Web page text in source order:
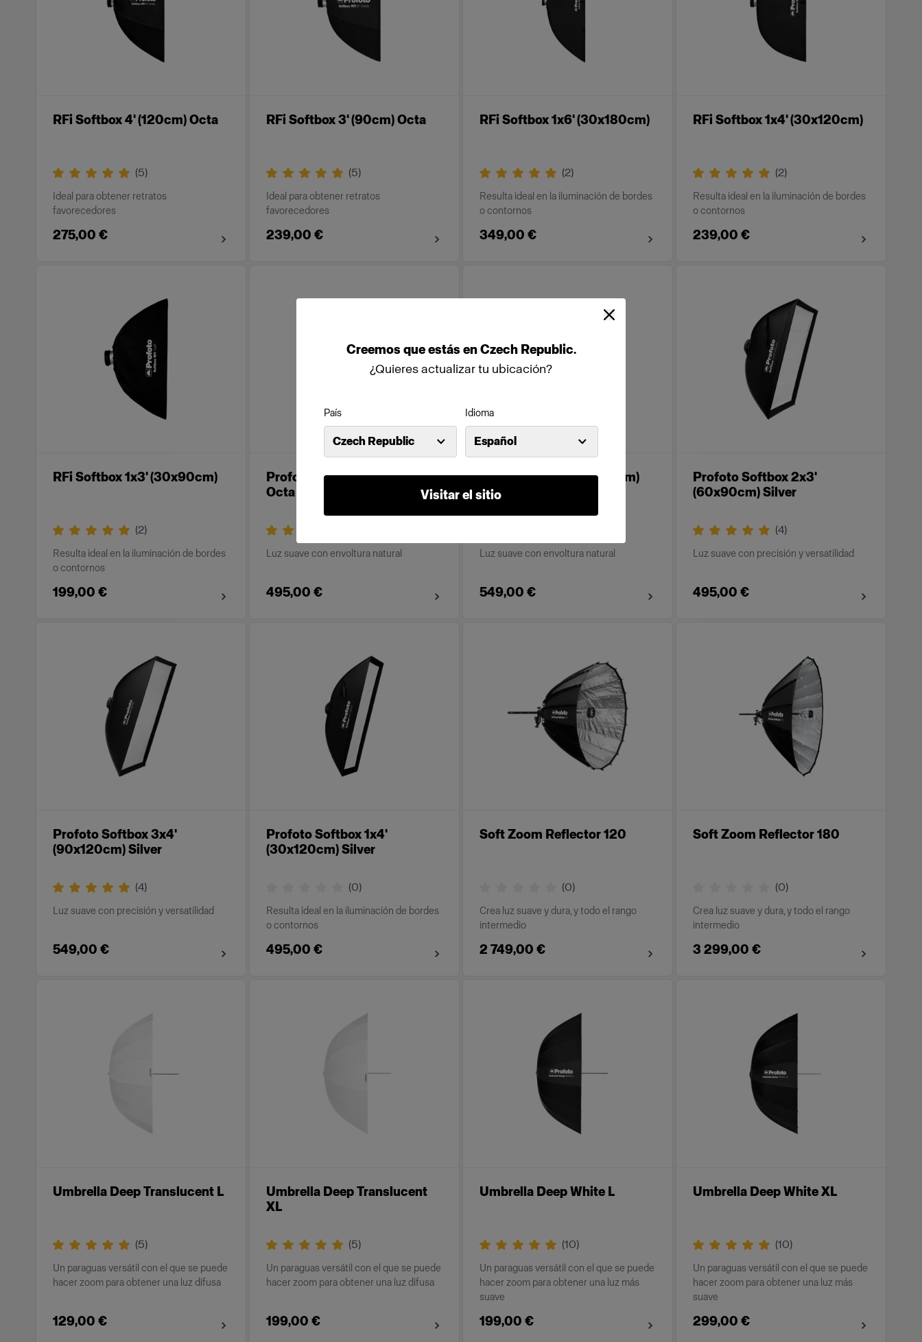
Creemos queestás enCzech Republic.
¿Quieres actualizar tu ubicación?
País
Czech Republic
Idioma
Español
Visitar el sitio
RFi Softbox 4' (120cm) Octa
(5)
Ideal para obtener retratos
favorecedores
275,00 €
RFi Softbox 3' (90cm) Octa
(5)
Ideal para obtener retratos
favorecedores
239,00 €
RFi Softbox 1x6' (30x180cm)
(2)
Resulta ideal en la iluminación de bordes
o contornos
349,00 €
RFi Softbox 1x4' (30x120cm)
(2)
Resulta ideal en la iluminación de bordes
o contornos
239,00 €
RFi Softbox 1x3' (30x90cm)
(2)
Resulta ideal en la iluminación de bordes
o contornos
199,00 €
Profoto Softbox 3' (90cm)
Octa Silver
Luz suave con envoltura natural
495,00 €
Profoto Softbox 4' (120cm)
Octa Silver
Luz suave con envoltura natural
549,00 €
Profoto Softbox 2x3'
(60x90cm) Silver
(4)
Luz suave con precisión y versatilidad
495,00 €
Profoto Softbox 3x4'
(90x120cm) Silver
(4)
Luz suave con precisión y versatilidad
549,00 €
Profoto Softbox 1x4'
(30x120cm) Silver
(0)
Resulta ideal en la iluminación de bordes
o contornos
495,00 €
Soft Zoom Reflector 120
(0)
Crea luz suave y dura, y todo el rango
intermedio
2 749,00 €
Soft Zoom Reflector 180
(0)
Crea luz suave y dura, y todo el rango
intermedio
3 299,00 €
Umbrella Deep Translucent L
(5)
Un paraguas versátil con el que se puede
hacer zoom para obtener una luz difusa
129,00 €
Umbrella Deep Translucent
XL
(5)
Un paraguas versátil con el que se puede
hacer zoom para obtener una luz difusa
199,00 €
Umbrella Deep White L
(10)
Un paraguas versátil con el que se puede
hacer zoom para obtener una luz más
suave
199,00 €
Umbrella Deep White XL
(10)
Un paraguas versátil con el que se puede
hacer zoom para obtener una luz más
suave
299,00 €